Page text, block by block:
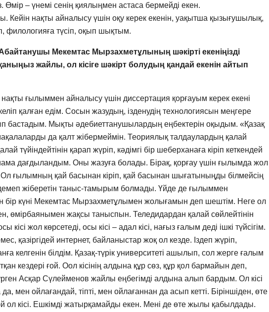
– үнемі сенің қиялыңмен астаса бермейді екен.
Кейін нақты айналысу үшін оқу керек екенін, уақытша қызығушылық,
филологияға түсіп, оқып шықтым.
Мекемтас Мырзахметұлының шәкірті екеніңізді
жайлы, ол кісіге шәкірт болудың қандай екенін айтып
нақты ғылыммен айналысу үшін диссертация қорғауым керек екені
келіп қалған едім. Сосын жазудың, ізденудің технологиясын меңгере
бастадым. Мықты әдебиеттанушылардың еңбектерін оқыдым. «Қазақ
да қалт жібермеймін. Теориялық талдаулардың қалай
түйіндейтінін қарап жүріп, кәдімгі бір шеберханаға кіріп кеткендей
дағдыландым. Оны жазуға болады. Бірақ, қорғау үшін ғылымда жол
Ол ғылымның қай басынан кіріп, қай басынан шығатыныңды білмейсің
жіберетін таныс-тамырым болмады. Үйде де ғылыммен
күні Мекемтас Мырзахметұлымен жолығамын деп шештім. Неге ол
өмірбаянымен жақсы таныспын. Теледидардан қалай сөйлейтінін
кісі жол көрсетеді, осы кісі – адал кісі, нағыз ғалым деді ішкі түйсігім.
қазіргідей интернет, байланыстар жоқ ол кезде. Іздеп жүріп,
келгенін білдім. Қазақ-түрік университеті ашылып, сол жерге ғалым
кездері ғой. Оол кісінің алдына құр сөз, құр қол бармайын деп,
Асқар Сүлейменов жайлы еңбегімді алдына алып бардым. Ол кісі
мен ойлағандай, тіпті, мен ойлағаннан да асып кетті. Біріншіден, өте
ол кісі. Ешкімді жатырқамайды екен. Мені де өте жылы қабылдады.